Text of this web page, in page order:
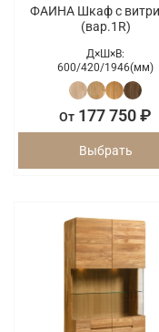
ФАИНА Шкаф с
(вар.1R)
Д×Ш×В:
600/420/1946(мм)
От 177 750 ₽
Выбрать